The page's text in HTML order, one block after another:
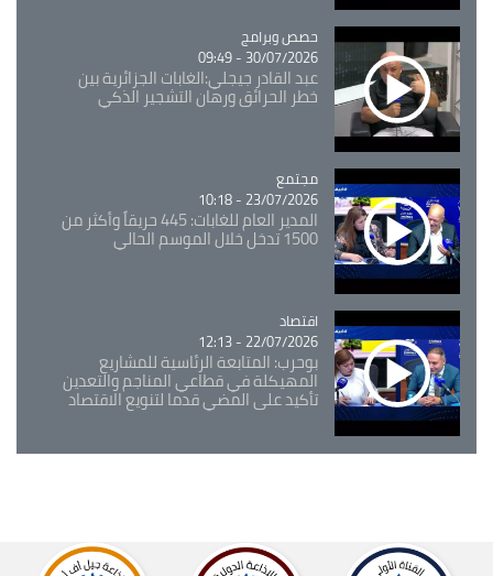
Catégorie
حصص وبرامج
30/07/2026 - 09:49
عبد القادر جيجلي:الغابات الجزائرية بين
خطر الحرائق ورهان التشجير الذكي
Catégorie
مجتمع
23/07/2026 - 10:18
المدير العام للغابات: 445 حريقاً وأكثر من
1500 تدخل خلال الموسم الحالي
Catégorie
اقتصاد
22/07/2026 - 12:13
بوحرب: المتابعة الرئاسية للمشاريع
المهيكلة في قطاعي المناجم والتعدين
تأكيد على المضي قدما لتنويع الاقتصاد